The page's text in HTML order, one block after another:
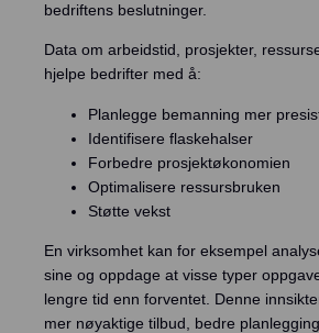
bedriftens beslutninger.
Data om arbeidstid, prosjekter,
hjelpe bedrifter med å:
Planlegge bemanning mer
Identifisere flaskehalser
Forbedre prosjektøkonomien
Optimalisere ressursbruken
Støtte vekst
En virksomhet kan for eksempel
sine og oppdage at visse typer
lengre tid enn forventet. Denne
mer nøyaktige tilbud, bedre